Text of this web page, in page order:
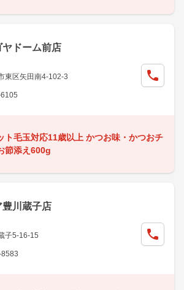
ドーム前店
東区矢田南4-102-3
ト毛玉対応11歳以上 かつお味・かつおチ
節添え600g
豊川蔵子店
子5-16-15